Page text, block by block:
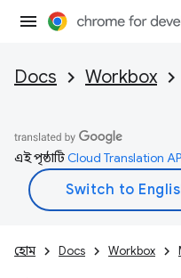
Docs Workbox
এই পৃষ্ঠাটিCloud Translation
হোম Docs Workbox